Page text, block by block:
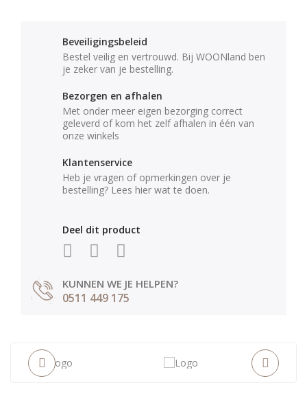
Beveiligingsbeleid
Bestel veilig en vertrouwd. Bij WOONland ben
je zeker van je bestelling.
Bezorgen en afhalen
Met onder meer eigen bezorging correct
geleverd of kom het zelf afhalen in één van
onze winkels
Klantenservice
Heb je vragen of opmerkingen over je
bestelling? Lees hier wat te doen.
Deel dit product
KUNNEN WE JE HELPEN?
0511 449 175